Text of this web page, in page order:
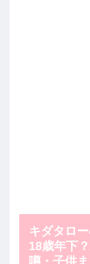
キダタロ
18歳年下
噂・子供